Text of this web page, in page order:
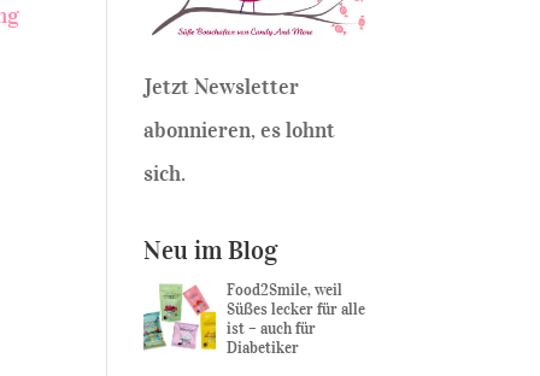
Jetzt Newsletter
abonnieren, es lohnt
sich.
Neu im Blog
Food2Smile, weil
Süßes lecker für alle
ist – auch für
Diabetiker